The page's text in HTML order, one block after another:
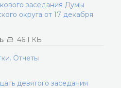
заседания Думы
округа от 17 декабря
46.1 КБ
Отчеты
девятого заседания